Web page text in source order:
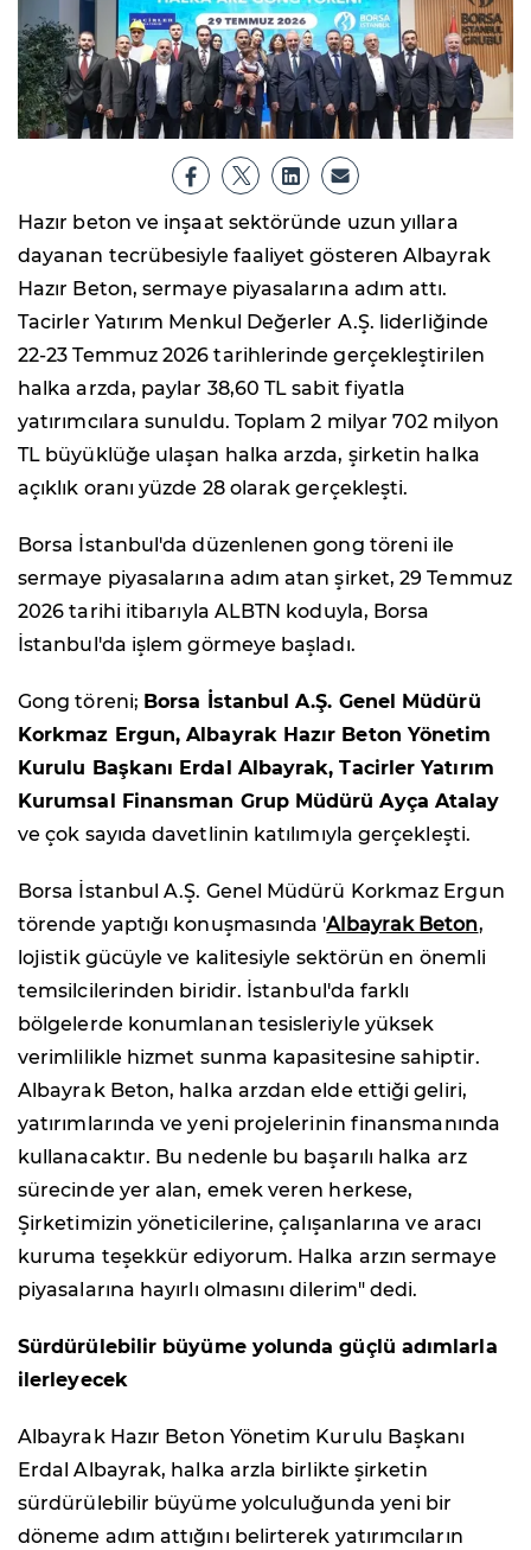
Hazır beton ve inşaat sektöründe uzun yıllara
dayanan tecrübesiyle faaliyet gösteren Albayrak
Hazır Beton, sermaye piyasalarına adım attı.
Tacirler Yatırım Menkul Değerler A.Ş. liderliğinde
22-23 Temmuz 2026 tarihlerinde gerçekleştirilen
halka arzda, paylar 38,60 TL sabit fiyatla
yatırımcılara sunuldu. Toplam 2 milyar 702 milyon
TL büyüklüğe ulaşan halka arzda, şirketin halka
açıklık oranı yüzde 28 olarak gerçekleşti.
Borsa İstanbul'da düzenlenen gong töreni ile
sermaye piyasalarına adım atan şirket, 29 Temmuz
2026 tarihi itibarıyla ALBTN koduyla, Borsa
İstanbul'da işlem görmeye başladı.
Gong töreni; Borsa İstanbul A.Ş. Genel Müdürü
Korkmaz Ergun, Albayrak Hazır Beton Yönetim
Kurulu Başkanı Erdal Albayrak, Tacirler Yatırım
Kurumsal Finansman Grup Müdürü Ayça Atalay
ve çok sayıda davetlinin katılımıyla gerçekleşti.
Borsa İstanbul A.Ş. Genel Müdürü Korkmaz Ergun
törende yaptığı konuşmasında 'Albayrak Beton,
lojistik gücüyle ve kalitesiyle sektörün en önemli
temsilcilerinden biridir. İstanbul'da farklı
bölgelerde konumlanan tesisleriyle yüksek
verimlilikle hizmet sunma kapasitesine sahiptir.
Albayrak Beton, halka arzdan elde ettiği geliri,
yatırımlarında ve yeni projelerinin finansmanında
kullanacaktır. Bu nedenle bu başarılı halka arz
sürecinde yer alan, emek veren herkese,
Şirketimizin yöneticilerine, çalışanlarına ve aracı
kuruma teşekkür ediyorum. Halka arzın sermaye
piyasalarına hayırlı olmasını dilerim" dedi.
Sürdürülebilir büyüme yolunda güçlü adımlarla
ilerleyecek
Albayrak Hazır Beton Yönetim Kurulu Başkanı
Erdal Albayrak, halka arzla birlikte şirketin
sürdürülebilir büyüme yolculuğunda yeni bir
döneme adım attığını belirterek yatırımcıların